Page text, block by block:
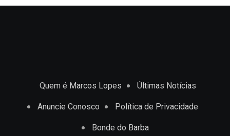
Quem é Marcos Lopes Últimas Notícias
Anuncie Conosco Política de Privacidade
Bonde do Barba